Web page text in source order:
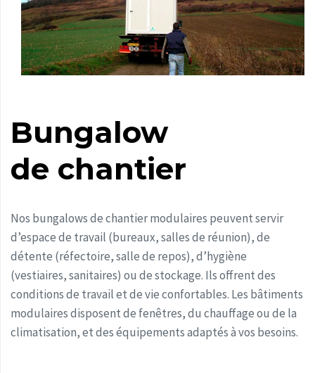
Bungalow
de chantier
Nos bungalows de chantier modulaires peuvent servir
d’espace de travail (bureaux, salles de réunion), de
détente (réfectoire, salle de repos), d’hygiène
(vestiaires, sanitaires) ou de stockage. Ils offrent des
conditions de travail et de vie confortables. Les bâtiments
modulaires disposent de fenêtres, du chauffage ou de la
climatisation, et des équipements adaptés à vos besoins.